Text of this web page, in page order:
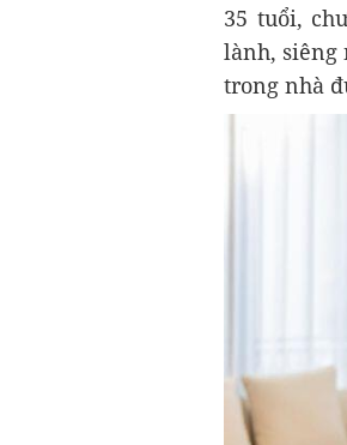
35 tuổi,
lành, siêng
trong nhà